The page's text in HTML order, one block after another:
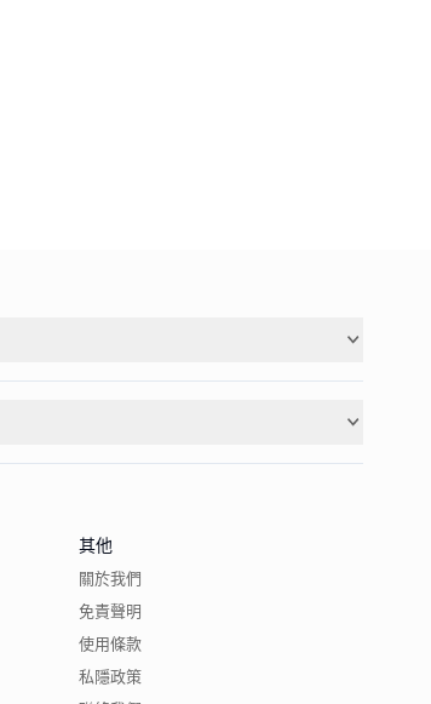
其他
關於我們
免責聲明
使用條款
私隱政策